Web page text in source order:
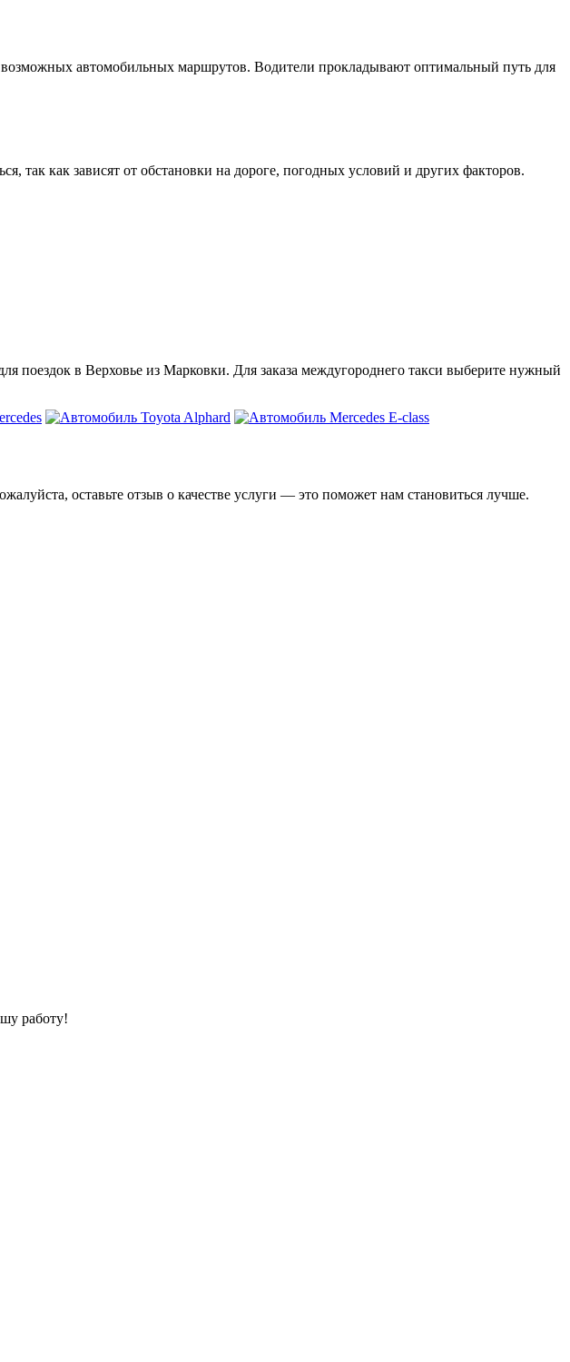
автомобильных маршрутов. Водители прокладывают оптимальный путь для
как зависят от обстановки на дороге, погодных условий и других факторов.
поездок в Верховье из Марковки. Для заказа междугороднего такси выберите нужный
оставьте отзыв о качестве услуги — это поможет нам становиться лучше.
работу!